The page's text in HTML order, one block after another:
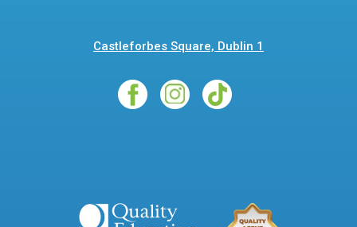
Castleforbes Square, Dublin 1